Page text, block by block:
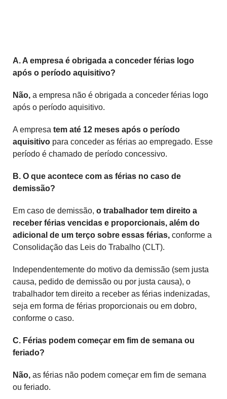
A. A empresa é obrigada a conceder férias logo
após o período aquisitivo?
Não, a empresa não é obrigada a conceder férias logo
após o período aquisitivo.
A empresa tem até 12 meses após o período
aquisitivo para conceder as férias ao empregado. Esse
período é chamado de período concessivo.
B. O que acontece com as férias no caso de
demissão?
Em caso de demissão, o trabalhador tem direito a
receber férias vencidas e proporcionais, além do
adicional de um terço sobre essas férias, conforme a
Consolidação das Leis do Trabalho (CLT).
Independentemente do motivo da demissão (sem justa
causa, pedido de demissão ou por justa causa), o
trabalhador tem direito a receber as férias indenizadas,
seja em forma de férias proporcionais ou em dobro,
conforme o caso.
C. Férias podem começar em fim de semana ou
feriado?
Não, as férias não podem começar em fim de semana
ou feriado.